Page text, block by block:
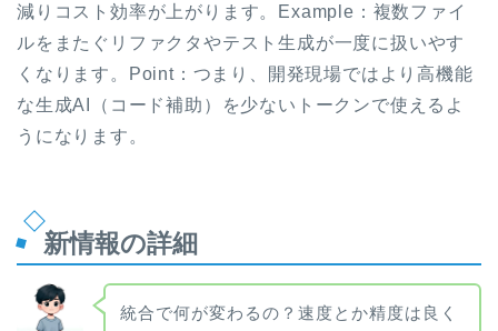
減りコスト効率が上がります。Example：複数ファイ
ルをまたぐリファクタやテスト生成が一度に扱いやす
くなります。Point：つまり、開発現場ではより高機能
な生成AI（コード補助）を少ないトークンで使えるよ
うになります。
新情報の詳細
統合で何が変わるの？速度とか精度は良く